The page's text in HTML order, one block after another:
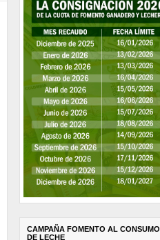
CAMPAÑA FOMENTO AL CONSUMO
DE LECHE